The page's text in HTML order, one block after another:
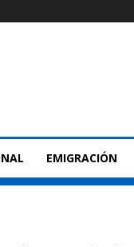
EMIGRACIÓN